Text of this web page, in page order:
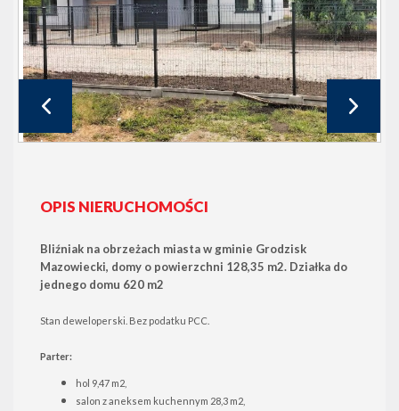
OPIS NIERUCHOMOŚCI
Bliźniak na obrzeżach miasta w gminie Grodzisk
Mazowiecki, domy o powierzchni 128,35 m2. Działka do
jednego domu 620 m2
Stan deweloperski. Bez podatku PCC.
Parter:
hol 9,47 m2,
salon z aneksem kuchennym 28,3 m2,